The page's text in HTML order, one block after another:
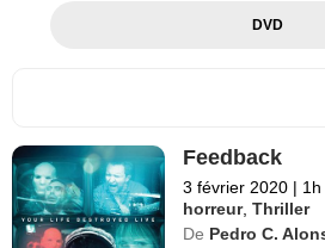
DVD
Feedback
3 février 2020 | 1h
horreur,Thriller
De Pedro C.